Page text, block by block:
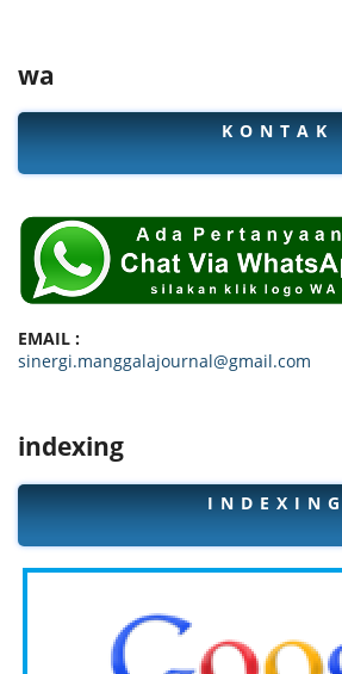
wa
K O N T A K
EMAIL :
sinergi.manggalajournal@gmail.com
indexing
I N D E X I N G